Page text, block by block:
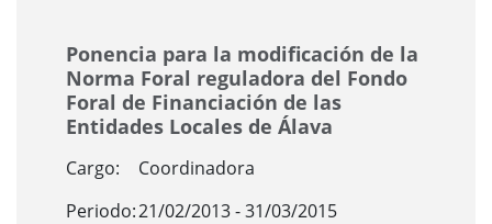
Ponencia para la modificación de la
Norma Foral reguladora del Fondo
Foral de Financiación de las
Entidades Locales de Álava
Cargo:
Coordinadora
Periodo:21/02/2013 - 31/03/2015